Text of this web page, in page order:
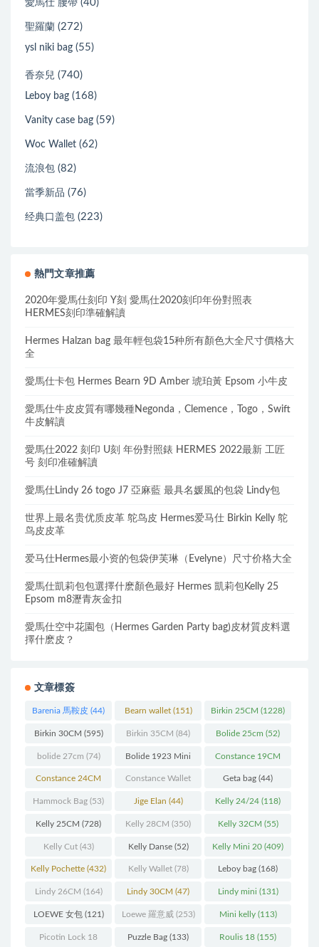
愛馬仕 腰帶 (40)
聖羅蘭 (272)
ysl niki bag (55)
香奈兒 (740)
Leboy bag (168)
Vanity case bag (59)
Woc Wallet (62)
流浪包 (82)
當季新品 (76)
经典口盖包 (223)
熱門文章推薦
2020年愛馬仕刻印 Y刻 愛馬仕2020刻印年份對照表
HERMES刻印準確解讀
Hermes Halzan bag 最年輕包袋15种所有顏色大全尺寸價格大
全
愛馬仕卡包 Hermes Bearn 9D Amber 琥珀黃 Epsom 小牛皮
愛馬仕牛皮皮質有哪幾種Negonda，Clemence，Togo，Swift
牛皮解讀
愛馬仕2022 刻印 U刻 年份對照錶 HERMES 2022最新 工匠
号 刻印准確解讀
愛馬仕Lindy 26 togo J7 亞麻藍 最具名媛風的包袋 Lindy包
世界上最名贵优质皮革 鸵鸟皮 Hermes爱马仕 Birkin Kelly 鸵
鸟皮皮革
爱马仕Hermes最小资的包袋伊芙琳（Evelyne）尺寸价格大全
愛馬仕凱莉包包選擇什麽顏色最好 Hermes 凱莉包Kelly 25
Epsom m8瀝青灰金扣
愛馬仕空中花園包（Hermes Garden Party bag)皮材質皮料選
擇什麽皮？
文章標簽
Barenia 馬鞍皮 (44) Bearn wallet(151) Birkin 25CM (1228)
Birkin 30CM (595) Birkin 35CM (84) Bolide 25cm (52)
bolide 27cm (74) Bolide 1923 Mini
(93)
Constance 19CM
(571)
Constance 24CM
(216)
Constance Wallet
(60)
Geta bag (44)
Hammock Bag (53) Jige Elan (44) Kelly 24/24 (118)
Kelly 25CM (728) Kelly 28CM (350) Kelly 32CM (55)
Kelly Cut(43) Kelly Danse(52) Kelly Mini 20 (409)
Kelly Pochette (432) Kelly Wallet(78) Leboy bag (168)
Lindy 26CM (164) Lindy 30CM (47) Lindy mini (131)
LOEWE 女包(121) Loewe 羅意威(253) Mini kelly(113)
Picotin Lock 18 Puzzle Bag (133) Roulis 18 (155)